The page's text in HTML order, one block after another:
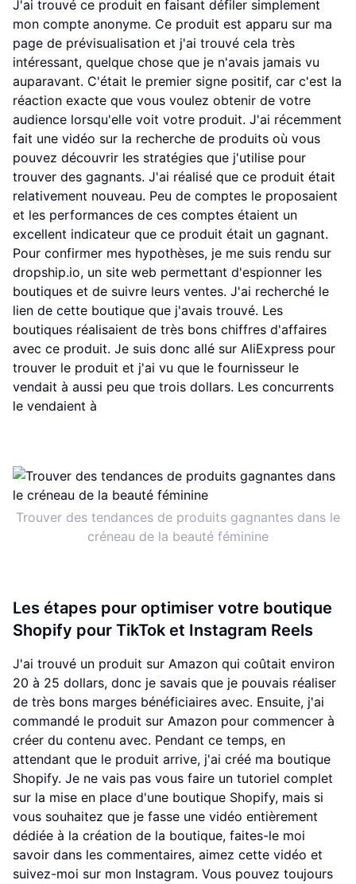
J'ai trouvé ce produit en faisant défiler simplement
mon compte anonyme. Ce produit est apparu sur ma
page de prévisualisation et j'ai trouvé cela très
intéressant, quelque chose que je n'avais jamais vu
auparavant. C'était le premier signe positif, car c'est la
réaction exacte que vous voulez obtenir de votre
audience lorsqu'elle voit votre produit. J'ai récemment
fait une vidéo sur la recherche de produits où vous
pouvez découvrir les stratégies que j'utilise pour
trouver des gagnants. J'ai réalisé que ce produit était
relativement nouveau. Peu de comptes le proposaient
et les performances de ces comptes étaient un
excellent indicateur que ce produit était un gagnant.
Pour confirmer mes hypothèses, je me suis rendu sur
dropship.io, un site web permettant d'espionner les
boutiques et de suivre leurs ventes. J'ai recherché le
lien de cette boutique que j'avais trouvé. Les
boutiques réalisaient de très bons chiffres d'affaires
avec ce produit. Je suis donc allé sur AliExpress pour
trouver le produit et j'ai vu que le fournisseur le
vendait à aussi peu que trois dollars. Les concurrents
le vendaient à
Trouver des tendances de produits gagnantes dans le
créneau de la beauté féminine
Les étapes pour optimiser votre boutique
Shopify pour TikTok et Instagram Reels
J'ai trouvé un produit sur Amazon qui coûtait environ
20 à 25 dollars, donc je savais que je pouvais réaliser
de très bons marges bénéficiaires avec. Ensuite, j'ai
commandé le produit sur Amazon pour commencer à
créer du contenu avec. Pendant ce temps, en
attendant que le produit arrive, j'ai créé ma boutique
Shopify. Je ne vais pas vous faire un tutoriel complet
sur la mise en place d'une boutique Shopify, mais si
vous souhaitez que je fasse une vidéo entièrement
dédiée à la création de la boutique, faites-le moi
savoir dans les commentaires, aimez cette vidéo et
suivez-moi sur mon Instagram. Vous pouvez toujours